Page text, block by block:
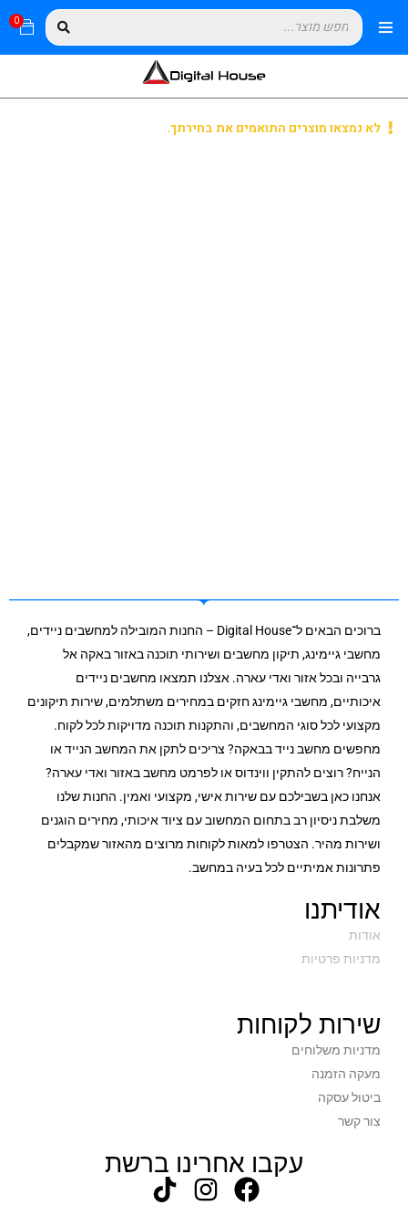
0
לא נמצאו מוצרים התואמים את בחירתך.
ברוכים הבאים ל־Digital House – החנות המובילה למחשבים ניידים,
מחשבי גיימינג, תיקון מחשבים ושירותי תוכנה באזור באקה אל
גרבייה ובכל אזור ואדי עארה. אצלנו תמצאו מחשבים ניידים
איכותיים, מחשבי גיימינג חזקים במחירים משתלמים, שירות תיקונים
מקצועי לכל סוגי המחשבים, והתקנות תוכנה מדויקות לכל לקוח.
מחפשים מחשב נייד בבאקה? צריכים לתקן את המחשב הנייד או
הנייח? רוצים להתקין ווינדוס או לפרמט מחשב באזור ואדי עארה?
אנחנו כאן בשבילכם עם שירות אישי, מקצועי ואמין. החנות שלנו
משלבת ניסיון רב בתחום המחשוב עם ציוד איכותי, מחירים הוגנים
ושירות מהיר. הצטרפו למאות לקוחות מרוצים מהאזור שמקבלים
פתרונות אמיתיים לכל בעיה במחשב.
אודיתנו
אודות
מדניות פרטיות
שירות לקוחות
מדניות משלוחים
מעקה הזמנה
ביטול עסקה
צור קשר
עקבו אחרינו ברשת